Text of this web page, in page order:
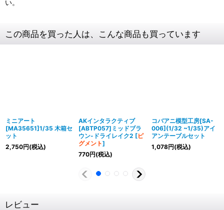
い。
この商品を買った人は、こんな商品も買っています
ミニアート
[MA35651]1/35 木箱セ
ット
2,750円(税込)
AKインタラクティブ
[ABTP057]ミッドブラ
ウン-ドライレイク2 [ピ
グメント]
770円(税込)
コバアニ模型工房[SA-
006](1/32 ~1/35)アイ
アンテーブルセット
1,078円(税込)
レビュー